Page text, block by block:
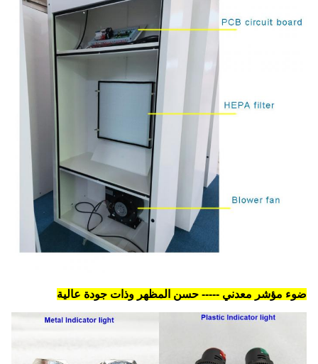
ضوء مؤشر معدني ----- حسن المظهر وذات جودة عالية